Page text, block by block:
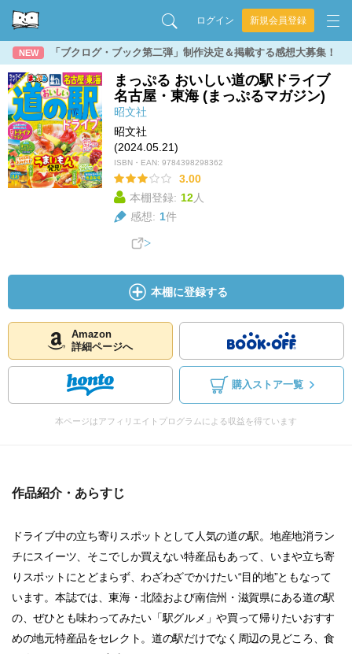
ログイン 新規会員登録
NEW 「ブクログ・ブック第二弾」制作決定＆掲載する感想大募集！
まっぷる おいしい道の駅ドライブ
名古屋・東海 (まっぷるマガジン)
昭文社
昭文社
(2024.05.21)
ISBN・EAN: 9784398298362
3.00
本棚登録: 12人
感想: 1件
本棚に登録する
Amazon
詳細ページへ
購入ストア一覧
本ページはアフィリエイトプログラムによる収益を得ています
作品紹介・あらすじ
ドライブ中の立ち寄りスポットとして人気の道の駅。地産地消ラン
チにスイーツ、そこでしか買えない特産品もあって、いまや立ち寄
りスポットにとどまらず、わざわざでかけたい“目的地”ともなって
います。本誌では、東海・北陸および南信州・滋賀県にある道の駅
の、ぜひとも味わってみたい「駅グルメ」や買って帰りたいおすす
めの地元特産品をセレクト。道の駅だけでなく周辺の見どころ、食